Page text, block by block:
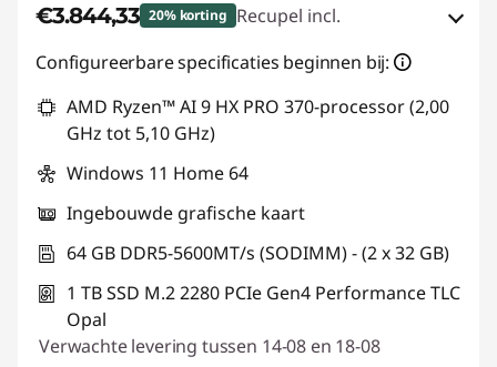
€3.844,33 20% korting Recupel incl.
eCoupon-besparingen :-€984,69
eCoupon gebruiken :THINKDEAL
Configureerbare specificaties beginnen bij:
AMD Ryzen™ AI 9 HX PRO 370-processor (2,00
GHz tot 5,10 GHz)
Windows 11 Home 64
Ingebouwde grafische kaart
64 GB DDR5-5600MT/s (SODIMM) - (2 x 32 GB)
1 TB SSD M.2 2280 PCIe Gen4 Performance TLC
Opal
Verwachte levering tussen 14-08 en 18-08